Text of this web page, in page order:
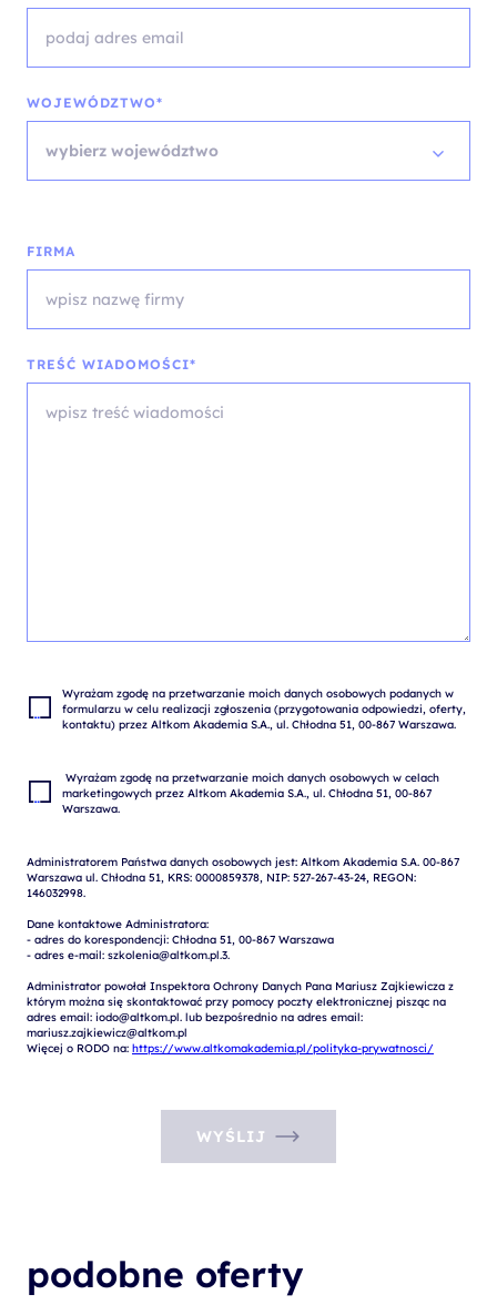
WOJEWÓDZTWO*
wybierz województwo
FIRMA
TREŚĆ WIADOMOŚCI*
Wyrażam zgodę na przetwarzanie moich danych osobowych podanych w
formularzu w celu realizacji zgłoszenia (przygotowania odpowiedzi, oferty,
marketingowych przez Altkom Akademia S.A., ul. Chłodna 51, 00-867
Administratorem Państwa danych osobowych jest: Altkom Akademia S.A. 00-867
Warszawa ul. Chłodna 51, KRS: 0000859378, NIP: 527-267-43-24, REGON:
146032998.
Dane kontaktowe Administratora:
- adres do korespondencji: Chłodna 51, 00-867 Warszawa
- adres e-mail: szkolenia@altkom.pl.3.
Administrator powołał Inspektora Ochrony Danych Pana Mariusz Zajkiewicza z
którym można się skontaktować przy pomocy poczty elektronicznej pisząc na
adres email: iodo@altkom.pl. lub bezpośrednio na adres email:
mariusz.zajkiewicz@altkom.pl
Więcej o RODO na: https://www.altkomakademia.pl/polityka-prywatnosci/
WYŚLIJ
podobne oferty